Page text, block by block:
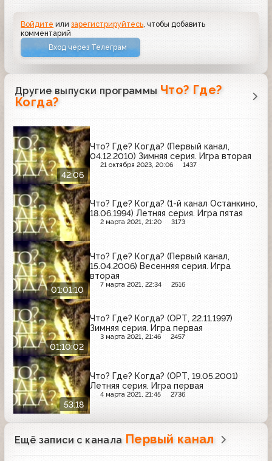
Войдите илизарегистрируйтесь , чтобы добавить
комментарий
Вход через Телеграм
Другие выпуски программы Что? Где?
Когда?
42:06
Что? Где? Когда? (Первый канал,
04.12.2010) Зимняя серия. Игра вторая
21 октября 2023, 20:06 1437
Что? Где? Когда? (1-й канал Останкино,
18.06.1994) Летняя серия. Игра пятая
2 марта 2021, 21:20 3173
01:01:10
Что? Где? Когда? (Первый канал,
15.04.2006) Весенняя серия. Игра
вторая
7 марта 2021, 22:34 2516
01:10:02
Что? Где? Когда? (ОРТ, 22.11.1997)
Зимняя серия. Игра первая
3 марта 2021, 21:46 2457
53:18
Что? Где? Когда? (ОРТ, 19.05.2001)
Летняя серия. Игра первая
4 марта 2021, 21:45 2736
Ещё записи с канала Первый канал